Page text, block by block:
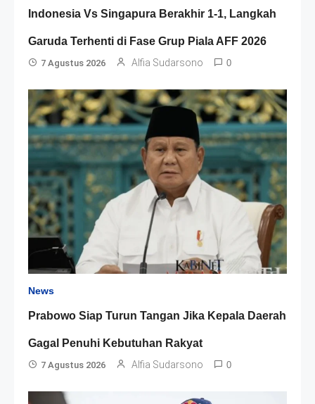
Indonesia Vs Singapura Berakhir 1-1, Langkah
Garuda Terhenti di Fase Grup Piala AFF 2026
7 Agustus 2026 Alfia Sudarsono 0
News
Prabowo Siap Turun Tangan Jika Kepala Daerah
Gagal Penuhi Kebutuhan Rakyat
7 Agustus 2026 Alfia Sudarsono 0